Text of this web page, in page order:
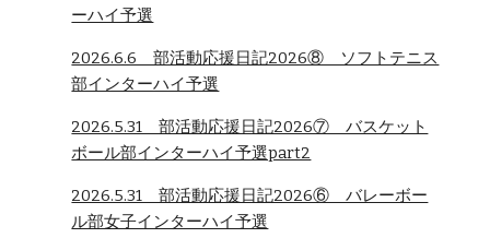
ーハイ予選
2026.6.6 部活動応援日記2026⑧ ソフトテニス
部インターハイ予選
2026.5.31 部活動応援日記2026⑦ バスケット
ボール部インターハイ予選part2
2026.5.31 部活動応援日記2026⑥ バレーボー
ル部女子インターハイ予選